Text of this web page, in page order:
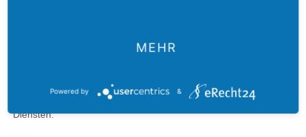
Gustav-Adolf-Werk, dem Martin-Luther-Bund und dem
der Durchführung von Seminaren und Synoden sowie für die
Hilfe bei diakonischen Projekten und anderen kirchlichen
Diensten.
MEHR
Powered by &